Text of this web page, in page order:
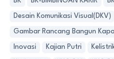
Desain Komunikasi Visual(DKV)
Gambar Rancang Bangun Kapal
Inovasi Kajian Putri